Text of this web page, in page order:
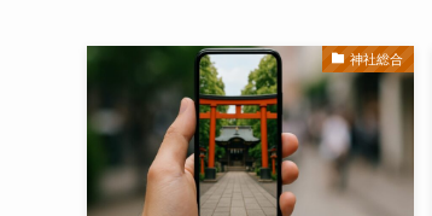
神社総合